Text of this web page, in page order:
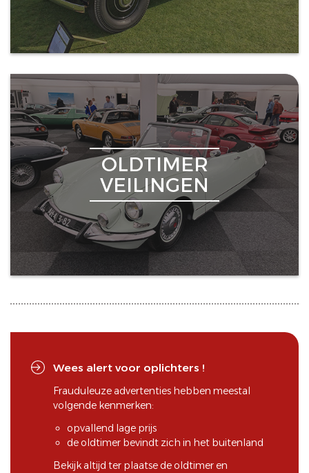
OLDTIMER
VEILINGEN
Wees alert voor oplichters !
Frauduleuze advertenties hebben meestal
volgende kenmerken:
opvallend lage prijs
de oldtimer bevindt zich in het buitenland
Bekijk altijd ter plaatse de oldtimer en